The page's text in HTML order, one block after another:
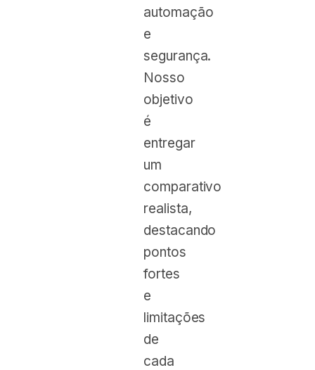
automação
e
segurança.
Nosso
objetivo
é
entregar
um
comparativo
realista,
destacando
pontos
fortes
e
limitações
de
cada